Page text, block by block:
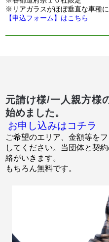
※リアガラスがほぼ垂直な車種
【申込フォーム】はこちら
元請け様/一人親方様
始めました。
お申し込みはコチラ
ご希望のエリア、金額等を
してください。当団体と契
絡がいきます。
もちろん無料です。